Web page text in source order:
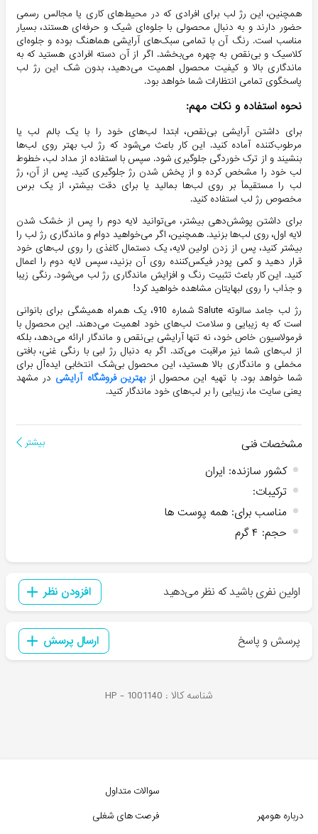
همچنین، این رژ لب برای افرادی که در محیط‌های کاری یا مجالس رسمی
حضور دارند و به دنبال محصولی با جلوه‌ای شیک و حرفه‌ای هستند، بسیار
مناسب است. رنگ آن با تمامی سبک‌های آرایشی هماهنگ بوده و جلوه‌ای
کلاسیک و بی‌نقص به چهره می‌بخشد. اگر از آن دسته افرادی هستید که به
ماندگاری بالا و کیفیت محصول اهمیت می‌دهید، بدون شک این رژ لب
پاسخگوی تمامی انتظارات شما خواهد بود.
نحوه استفاده و نکات مهم:
برای داشتن آرایشی بی‌نقص، ابتدا لب‌های خود را با یک بالم لب یا
مرطوب‌کننده آماده کنید. این کار باعث می‌شود که رژ لب بهتر روی لب‌ها
بنشیند و از ترک خوردگی جلوگیری شود. سپس با استفاده از مداد لب، خطوط
لب خود را مشخص کرده و از پخش شدن رژ جلوگیری کنید. پس از آن، رژ
لب را مستقیماً بر روی لب‌ها بمالید یا برای دقت بیشتر، از یک برس
مخصوص رژ لب استفاده کنید.
برای داشتن پوشش‌دهی بیشتر، می‌توانید لایه دوم را پس از خشک شدن
لایه اول، روی لب‌ها بزنید. همچنین، اگر می‌خواهید دوام و ماندگاری رژ لب را
بیشتر کنید، پس از زدن اولین لایه، یک دستمال کاغذی را روی لب‌های خود
قرار دهید و کمی پودر فیکس‌کننده روی آن بزنید، سپس لایه دوم را اعمال
کنید. این کار باعث تثبیت رنگ و افزایش ماندگاری رژ لب می‌شود. رنگی زیبا
و جذاب را روی لبهایتان مشاهده خواهید کرد!
رژ لب جامد سالوته Salute شماره 910، یک همراه همیشگی برای بانوانی
است که به زیبایی و سلامت لب‌های خود اهمیت می‌دهند. این محصول با
فرمولاسیون خاص خود، نه تنها آرایشی بی‌نقص و ماندگار ارائه می‌دهد، بلکه
از لب‌های شما نیز مراقبت می‌کند. اگر به دنبال رژ لبی با رنگی غنی، بافتی
مخملی و ماندگاری بالا هستید، این محصول بی‌شک انتخابی ایده‌آل برای
شما خواهد بود. با تهیه این محصول ازبهترین فروشگاه آرایشی در مشهد
یعنی سایت ما، زیبایی را بر لب‌های خود ماندگار کنید.
مشخصات فنی بیشتر
کشور سازنده: ایران
ترکیبات:
مناسب برای: همه پوست ها
حجم: ۴ گرم
اولین نفری باشید که نظر می‌دهید افزودن نظر
پرسش و پاسخ ارسال پرسش
شناسه کالا : HP - 1001140
درباره هومهر
سوالات متداول
فرصت های شغلی